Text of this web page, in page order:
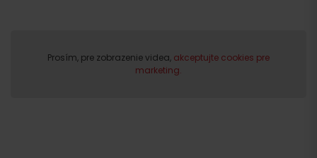
Prosím, pre zobrazenie videa, akceptujte cookies pre
marketing.